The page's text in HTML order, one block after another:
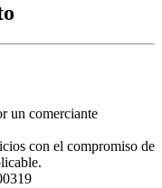
un comerciante
con el compromiso de